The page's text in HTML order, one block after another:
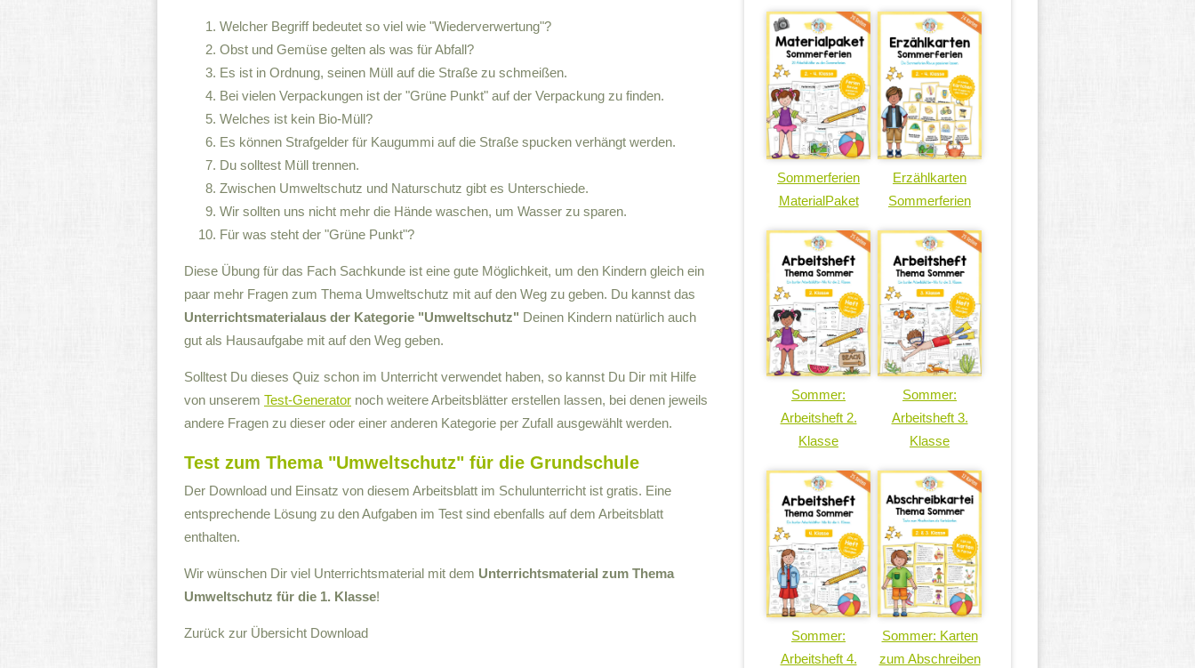
Welcher Begriff bedeutet so viel wie "Wiederverwertung"?
Obst und Gemüse gelten als was für Abfall?
Es ist in Ordnung, seinen Müll auf die Straße zu schmeißen.
Bei vielen Verpackungen ist der "Grüne Punkt" auf der Verpackung zu finden.
Welches ist kein Bio-Müll?
Es können Strafgelder für Kaugummi auf die Straße spucken verhängt werden.
Du solltest Müll trennen.
Zwischen Umweltschutz und Naturschutz gibt es Unterschiede.
Wir sollten uns nicht mehr die Hände waschen, um Wasser zu sparen.
Für was steht der "Grüne Punkt"?
Diese Übung für das Fach Sachkunde ist eine gute Möglichkeit, um den Kindern gleich ein
paar mehr Fragen zum Thema Umweltschutz mit auf den Weg zu geben. Du kannst das
Unterrichtsmaterialaus der Kategorie "Umweltschutz" Deinen Kindern natürlich auch
gut als Hausaufgabe mit auf den Weg geben.
Solltest Du dieses Quiz schon im Unterricht verwendet haben, so kannst Du Dir mit Hilfe
von unserem Test-Generator noch weitere Arbeitsblätter erstellen lassen, bei denen jeweils
andere Fragen zu dieser oder einer anderen Kategorie per Zufall ausgewählt werden.
Test zum Thema "Umweltschutz" für die Grundschule
Der Download und Einsatz von diesem Arbeitsblatt im Schulunterricht ist gratis. Eine
entsprechende Lösung zu den Aufgaben im Test sind ebenfalls auf dem Arbeitsblatt
enthalten.
Wir wünschen Dir viel Unterrichtsmaterial mit dem Unterrichtsmaterial zum Thema
Umweltschutz für die 1. Klasse!
Zurück zur Übersicht Download
Sommerferien
MaterialPaket
Erzählkarten
Sommerferien
Sommer:
Arbeitsheft 2.
Klasse
Sommer:
Arbeitsheft 3.
Klasse
Sommer:
Arbeitsheft 4.
Sommer: Karten
zum Abschreiben